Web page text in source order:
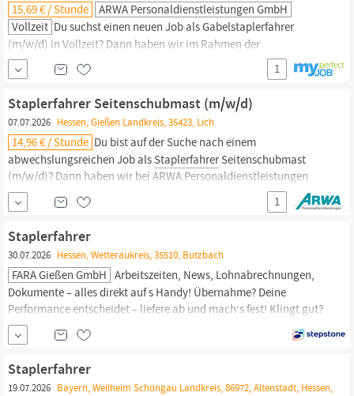
15,69 € / Stunde
ARWA Personaldienstleistungen GmbH
Vollzeit Du suchst einen neuen Job als Gabelstaplerfahrer
(m/w/d) in Vollzeit? Dann haben wir im Rahmen der
Arbeitnehmerüberlassung in
den passenden Job für Dich!
Unsere Benefits für Dich Sehr gute Übernahmechancen Vorteile
durch unsere langjährige Erfahrung am Markt Wir bieten Ihnen
Abschlagszahlungen an Freue Dich auf eine attraktive Vergütung:
15,69 €...
1
Staplerfahrer Seitenschubmast (m/w/d)
07.07.2026 Hessen, Gießen Landkreis, 35423, Lich
14,96 € / Stunde Du bist auf der Suche nach einem
abwechslungsreichen Job als StaplerfahrerSeitenschubmast
(m/w/d)? Dann haben wir bei ARWA Personaldienstleistungen
GmbH genau den richtigen Job für Dich im Rahmen der
Arbeitnehmerüberlassung! Hier die Eckdaten zum Job 14,96 € pro
22:00) Lager &
1
Staplerfahrer
30.07.2026 Hessen, Wetteraukreis, 35510, Butzbach
FARA Gießen GmbH Arbeitszeiten, News, Lohnabrechnungen,
Dokumente – alles direkt auf s Handy! Übernahme? Deine
Performance entscheidet – liefere ab und mach‘s fest! Klingt gut?
Finden wir auch! In Deinem Job als
m/w/d bei
unserem Kunden in Butzbach gibt s noch weitere Highlights –
Staplerfahrer
19.07.2026 Bayern, Weilheim Schongau Landkreis, 86972, Altenstadt, Hessen,